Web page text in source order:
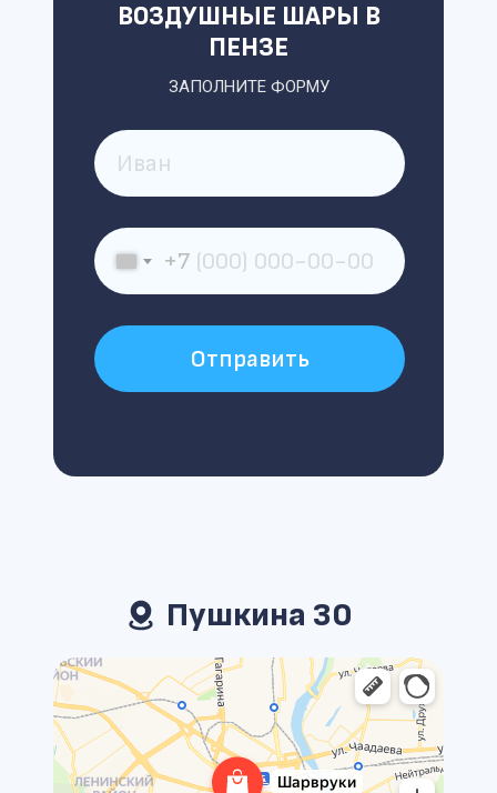
Пушкина 30
ЗАПОЛНИТЕ ФОРМУ
ВОЗДУШНЫЕ ШАРЫ В
ПЕНЗЕ
+7
Отправить